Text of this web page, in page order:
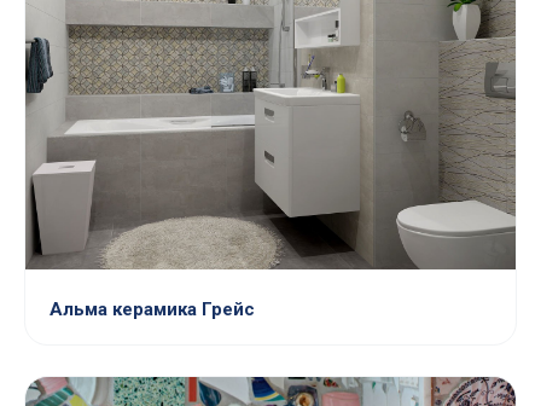
Альма керамика Грейс